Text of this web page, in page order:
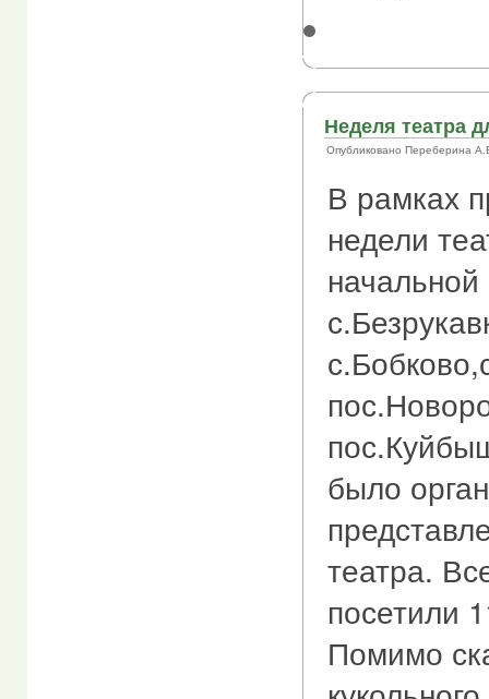
Неделя театра
Опубликовано Переберина
В рамках
недели
было
театра.
посетили
Помимо